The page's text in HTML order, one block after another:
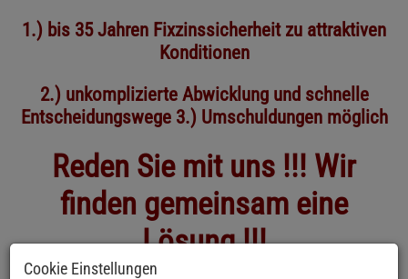
1.) bis 35 Jahren Fixzinssicherheit zu attraktiven
Konditionen
2.) unkomplizierte Abwicklung und schnelle
Entscheidungswege 3.) Umschuldungen möglich
Reden Sie mit uns !!! Wir
finden gemeinsam eine
Lösung !!!
Cookie Einstellungen